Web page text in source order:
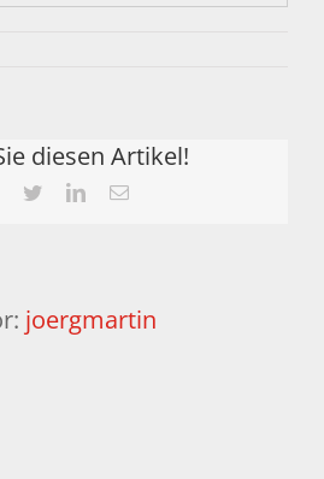
diesen Artikel!
Facebook
TwitterLinkedInEmail
joergmartin